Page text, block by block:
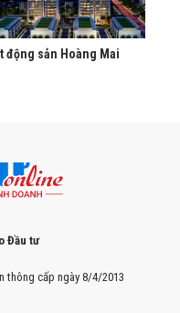
động sản Hoàng Mai
Đầu tư
thông cấp ngày 8/4/2013